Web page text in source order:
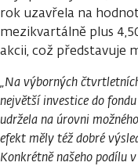
rok uzavřela na
mezikvartálně plus
akcii, což představuje
„Na výborných
největší investice do
udržela na úrovni
efekt měly též dobré
Konkrétně našeho podílu